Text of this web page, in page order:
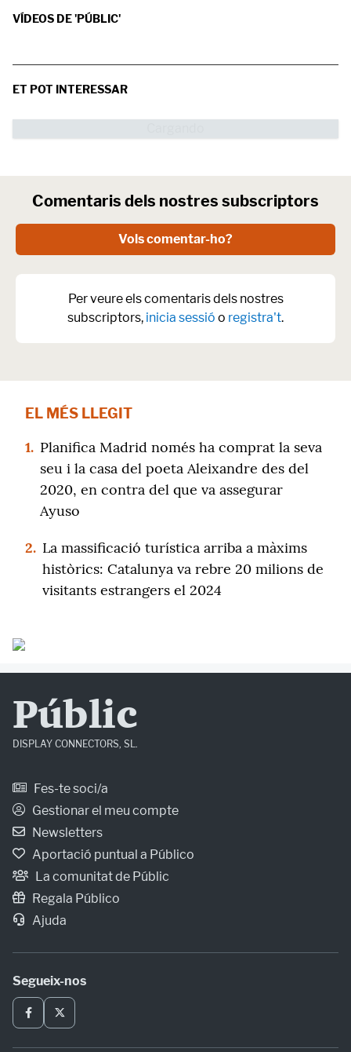
VÍDEOS DE 'PÚBLIC'
ET POT INTERESSAR
Comentaris dels nostres subscriptors
Vols comentar-ho?
Per veure els comentaris dels nostres
subscriptors, inicia sessió o registra't.
EL MÉS LLEGIT
1. Planifica Madrid només ha comprat la seva
seu i la casa del poeta Aleixandre des del
2020, en contra del que va assegurar
Ayuso
2. La massificació turística arriba a màxims
històrics: Catalunya va rebre 20 milions de
visitants estrangers el 2024
Públic
DISPLAY CONNECTORS, SL.
Fes-te soci/a
Gestionar el meu compte
Newsletters
Aportació puntual a Público
La comunitat de Públic
Regala Público
Ajuda
Segueix-nos